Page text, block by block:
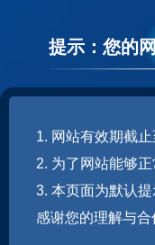
提示：您的
1. 网站有效期截止
2. 为了网站能够
3. 本页面为默认
感谢您的理解与合